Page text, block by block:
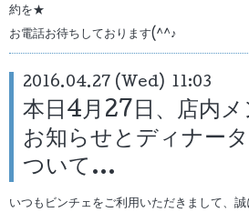
約を★
お電話お待ちしております(^^♪
2016.04.27 (Wed) 11:03
本日4月27日、店内
お知らせとディナー
ついて…
いつもビンチェをご利用いただきまして、誠